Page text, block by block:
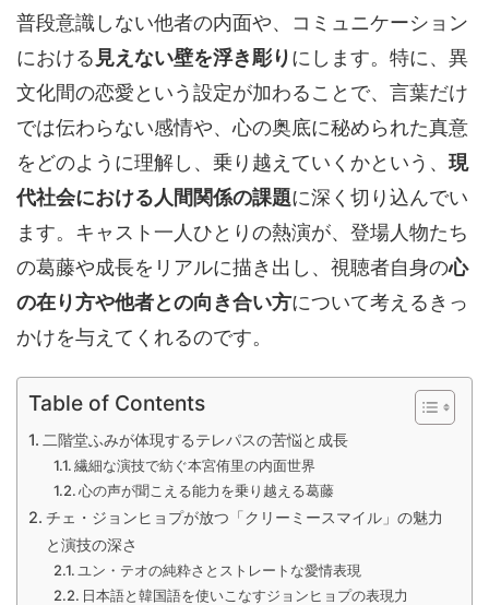
普段意識しない他者の内面や、コミュニケーション
における 見えない壁を浮き彫りにします。特に、異
文化間の恋愛という設定が加わることで、言葉だけ
では伝わらない感情や、心の奥底に秘められた真意
をどのように理解し、乗り越えていくかという、 現
代社会における人間関係の課題に深く切り込んでい
ます。キャスト一人ひとりの熱演が、登場人物たち
の葛藤や成長をリアルに描き出し、視聴者自身の心
の在り方や他者との向き合い方について考えるきっ
かけを与えてくれるのです。
Table of Contents
二階堂ふみが体現するテレパスの苦悩と成長
繊細な演技で紡ぐ本宮侑里の内面世界
心の声が聞こえる能力を乗り越える葛藤
チェ・ジョンヒョプが放つ「クリーミースマイル」の魅力
と演技の深さ
ユン・テオの純粋さとストレートな愛情表現
日本語と韓国語を使いこなすジョンヒョプの表現力